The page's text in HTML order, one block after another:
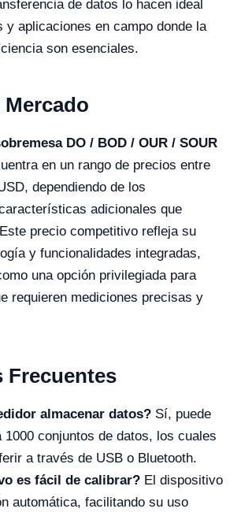
de datos lo hacen ideal
y aplicaciones en campo donde la
son esenciales.
DO / BOD / OUR / SOUR
en un rango de precios entre
dependiendo de los
adicionales que
precio competitivo refleja su
y funcionalidades integradas,
una opción privilegiada para
requieren mediciones precisas y
Frecuentes
almacenar datos? Sí, puede
1000 conjuntos de datos, los cuales
a través de USB o Bluetooth.
es fácil de calibrar? El dispositivo
automática, facilitando su uso